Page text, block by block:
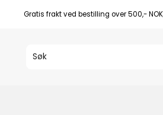
Hopp til innhold
Gratis frakt ved bestilling over 500,-